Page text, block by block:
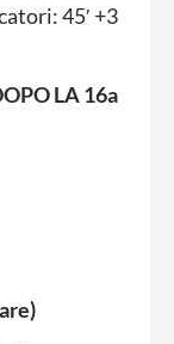
45′ +3
LA 16a